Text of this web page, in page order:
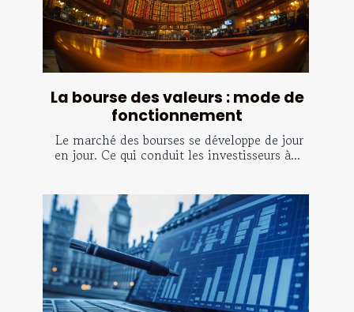
La bourse des valeurs : mode de
fonctionnement
Le marché des bourses se développe de jour
en jour. Ce qui conduit les investisseurs à...